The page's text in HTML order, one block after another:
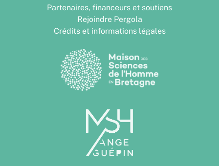
Partenaires, financeurs et soutiens
Rejoindre Pergola
Crédits et informations légales